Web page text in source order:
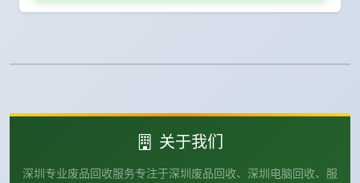
关于我们
深圳专业废品回收服务专注于深圳废品回收、深圳电脑回收、服